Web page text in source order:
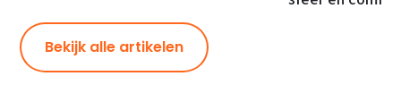
Bekijk alle artikelen